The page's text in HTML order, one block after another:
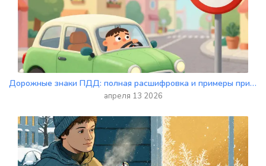
Дорожные знаки ПДД: полная расшифровка и примеры применения
апреля 13 2026